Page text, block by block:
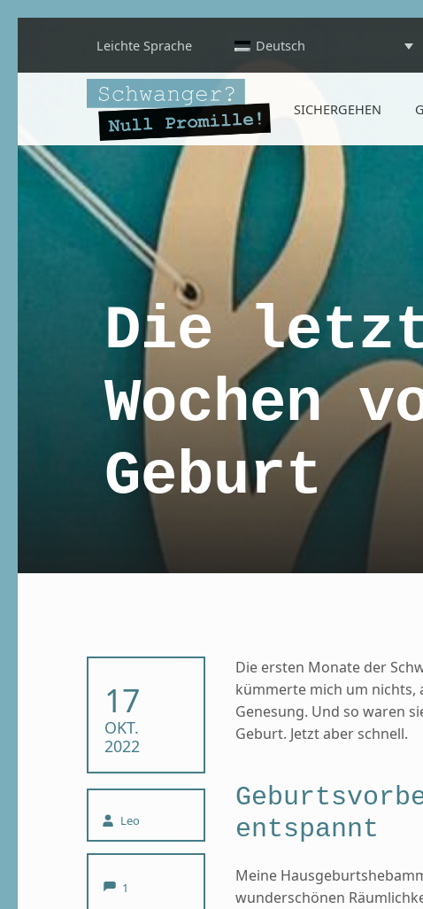
SICHERGEHEN
Leichte Sprache Deutsch
Die
Wochen
Geburt
17
OKT.
2022
Written by:
Leo
1
Die ersten Monate der
kümmerte mich um nichts,
Genesung. Und so waren
Geburt. Jetzt aber schnell.
entspannt
Meine
wunderschönen